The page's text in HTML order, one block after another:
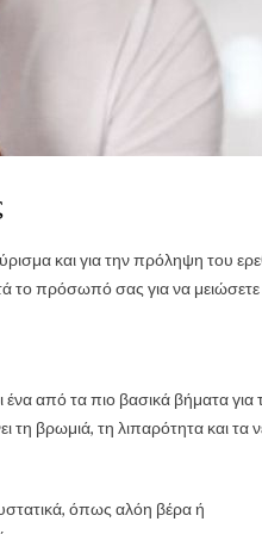
και για την πρόληψη του
το πρόσωπό σας για να
από τα πιο βασικά βήματα για
βρωμιά, τη λιπαρότητα και τα
όπως αλόη βέρα ή